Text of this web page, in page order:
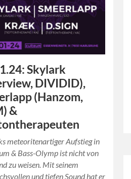
Skylark
DIVIDID),
(Hanzom,
&
meteoritenartiger Aufstieg in
& Bass-Olymp ist nicht von
zu weisen. Mit seinem
und tiefen Sound hat er